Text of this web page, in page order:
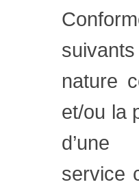
nature
et/ou la
d’une
service